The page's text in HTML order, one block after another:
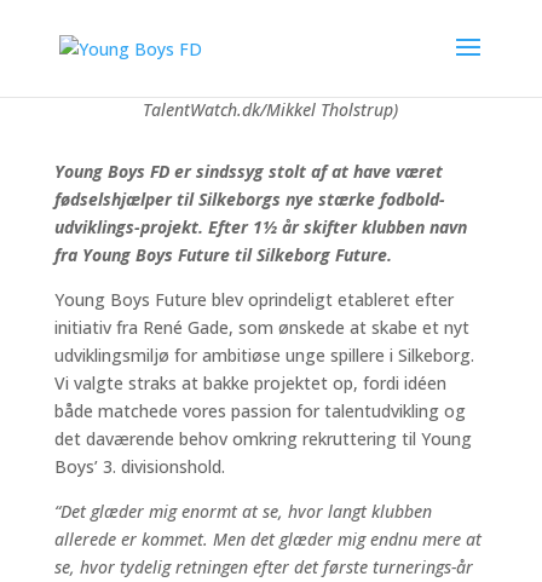
sommerferien vil de spille U17 Liga 1 og mange af dem
TalentWatch.dk/Mikkel Tholstrup)
Young Boys FD er sindssyg stolt af at have været
fødselshjælper til Silkeborgs nye stærke fodbold-
udviklings-projekt. Efter 1½ år skifter klubben navn
fra Young Boys Future til Silkeborg Future.
Young Boys Future blev oprindeligt etableret efter
initiativ fra René Gade, som ønskede at skabe et nyt
udviklingsmiljø for ambitiøse unge spillere i Silkeborg.
Vi valgte straks at bakke projektet op, fordi idéen
både matchede vores passion for talentudvikling og
det daværende behov omkring rekruttering til Young
Boys’ 3. divisionshold.
“Det glæder mig enormt at se, hvor langt klubben
allerede er kommet. Men det glæder mig endnu mere at
se, hvor tydelig retningen efter det første turnerings-år